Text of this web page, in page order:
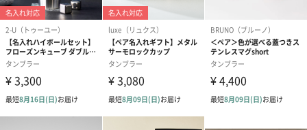
配送用のダンボールを装飾いたします。お相手のご住所に直接お
送りする際に人気のオプションです。お相手に直接手渡しする場
合は、紙袋との併用もおすすめです。